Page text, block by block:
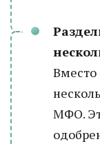
Вместо
МФО.